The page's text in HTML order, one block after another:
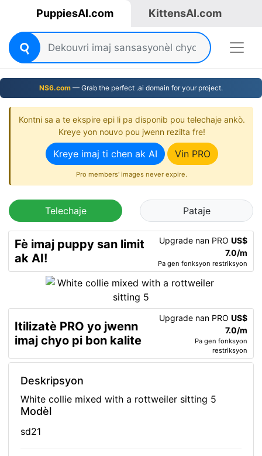
PuppiesAI.com KittensAI.com
NS6.com — Grab the perfect .ai domain for your project.
Kontni sa a te ekspire epi li pa disponib pou telechaje ankò.
Kreye yon nouvo pou jwenn rezilta fre!
Kreye imaj ti chen ak AI Vin PRO
Pro members' images never expire.
Telechaje Pataje
Fè imaj puppy san limit
ak AI!
Upgrade nan PRO US$
7.0/m
Pa gen fonksyon restriksyon
Itilizatè PRO yo jwenn
imaj chyo pi bon kalite
Upgrade nan PRO US$
7.0/m
Pa gen fonksyon
restriksyon
Deskripsyon
White collie mixed with a rottweiler sitting 5
Modèl
sd21